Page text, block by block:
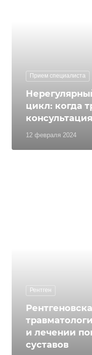
Прием специалиста
12 февраля 2024
цикл: когда
Рентген
и лечении
суставов